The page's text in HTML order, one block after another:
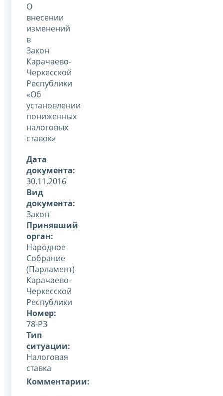
О
внесении
изменений
в
Закон
Карачаево-
Черкесской
Республики
«Об
установлении
пониженных
налоговых
ставок»
Дата
документа:
30.11.2016
Вид
документа:
Закон
Принявший
орган:
Народное
Собрание
(Парламент)
Карачаево-
Черкесской
Республики
Номер:
78-РЗ
Тип
ситуации:
Налоговая
ставка
Комментарии: